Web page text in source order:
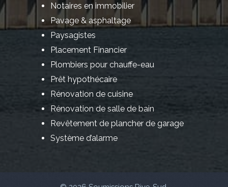
Notaires en immobilier
Pavage & asphaltage
Paysagistes
Placement Financier
Plombiers pour chauffe-eau
Prêt hypothécaire
Rénovation de cuisine
Rénovation de salle de bain
Revêtement de plancher de garage
Système d’alarme